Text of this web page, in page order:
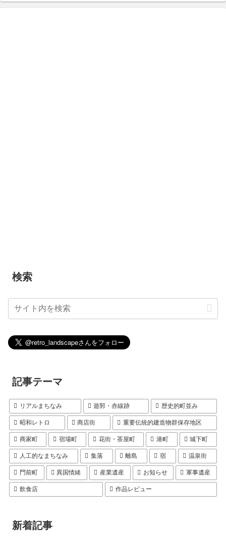
検索
記事テーマ
リアルまちなみ 遊郭・赤線跡 歴史的町並み
昭和レトロ 商店街 重要伝統的建造物群保存地区
商家町 宿場町 花街・茶屋町 港町 城下町
人工的なまちなみ 集落 離島 宿 温泉街
門前町 異国情緒 産業遺産 お知らせ 軍事遺産
飲食店 作品レビュー
新着記事